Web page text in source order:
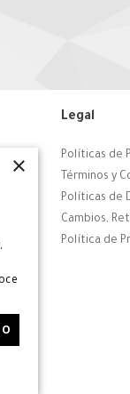
Legal
Políticas de
Términos y
Políticas de
Cambios,
Política de
×